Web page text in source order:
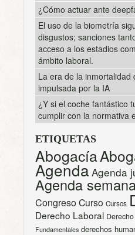
¿Cómo actuar ante
El uso de la biometría
disgustos; sanciones
acceso a los estadios
ámbito laboral.
La era de la inmortalidad
impulsada por la IA
¿Y si el coche fantástico
cumplir con la normativa
ETIQUETAS
Abogacía
Agenda Agenda
Agenda
CongresoCurso Cursos
Derecho Laboral
Fundamentales derechos